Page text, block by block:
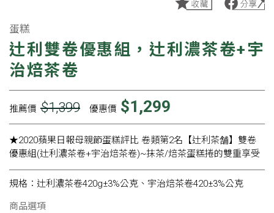
蛋糕
辻利雙卷優惠組，辻利濃茶卷+宇
治焙茶卷
優惠價 $1,299
推薦價 $1,399
★2020蘋果日報母親節蛋糕評比 卷類第2名【辻利茶舗】雙卷
優惠組(辻利濃茶卷+宇治焙茶卷)~抹茶/焙茶蛋糕捲的雙重享受
規格：辻利濃茶卷420g±3%公克、宇治焙茶卷420±3%公克
商品選項